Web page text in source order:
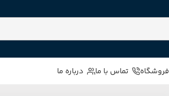
فروشگاه تماس با ما درباره ما